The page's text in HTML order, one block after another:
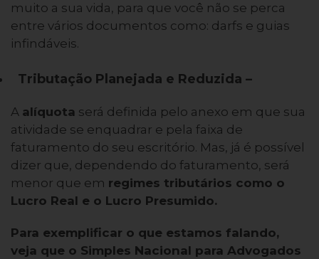
muito a sua vida, para que você não se perca
entre vários documentos como: darfs e guias
infindáveis.
Tributação Planejada e Reduzida –
A alíquota será definida pelo anexo em que sua
atividade se enquadrar e pela faixa de
faturamento do seu escritório. Mas, já é possível
dizer que, dependendo do faturamento, será
menor que em regimes tributários como o
Lucro Real e o Lucro Presumido.
Para exemplificar o que estamos falando,
veja que o Simples Nacional para Advogados